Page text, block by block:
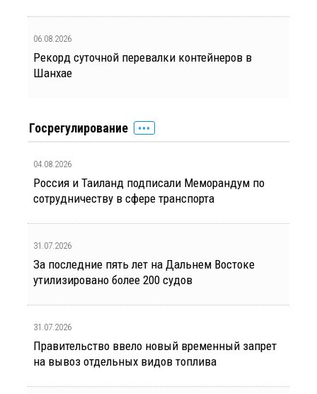
06.08.2026
Рекорд суточной перевалки контейнеров в
Шанхае
Госрегулирование
04.08.2026
Россия и Таиланд подписали Меморандум по
сотрудничеству в сфере транспорта
31.07.2026
За последние пять лет на Дальнем Востоке
утилизировано более 200 судов
31.07.2026
Правительство ввело новый временный запрет
на вывоз отдельных видов топлива